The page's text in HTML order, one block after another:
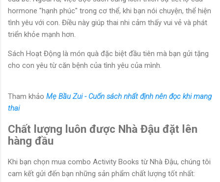
hormone "hạnh phúc" trong cơ thể, khi bạn nói chuyện, thể hiện
tình yêu với con. Điều này giúp thai nhi cảm thấy vui vẻ và phát
triển khỏe mạnh hơn.
Sách Hoạt Động là món quà đặc biệt đầu tiên mà bạn gửi tặng
cho con yêu từ căn bệnh của tình yêu của mình.
Tham khảo Mẹ Bầu Zui - Cuốn sách nhất định nên đọc khi mang
thai
Chất lượng luôn được Nhà Đậu đặt lên
hàng đầu
Khi bạn chọn mua combo Activity Books từ Nhà Đậu, chúng tôi
cam kết gửi đến bạn những sản phẩm chất lượng tốt nhất: